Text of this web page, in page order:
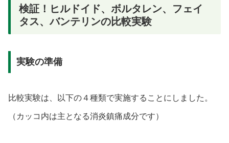
検証！ヒルドイド、ボルタレン、フェイ
タス、バンテリンの比較実験
実験の準備
比較実験は、以下の４種類で実施することにしました。
（カッコ内は主となる消炎鎮痛成分です）